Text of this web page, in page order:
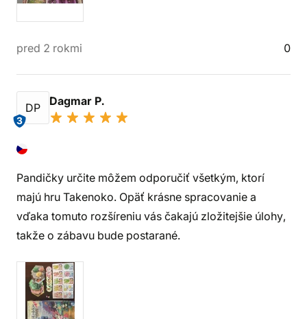
pred 2 rokmi 0
DP
3
Dagmar P.
Pandičky určite môžem odporučiť všetkým, ktorí
majú hru Takenoko. Opäť krásne spracovanie a
vďaka tomuto rozšíreniu vás čakajú zložitejšie úlohy,
takže o zábavu bude postarané.